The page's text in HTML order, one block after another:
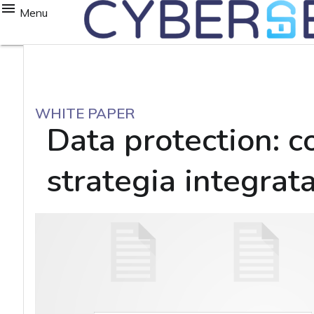
Menu
WHITE PAPER
Data protection:
strategia